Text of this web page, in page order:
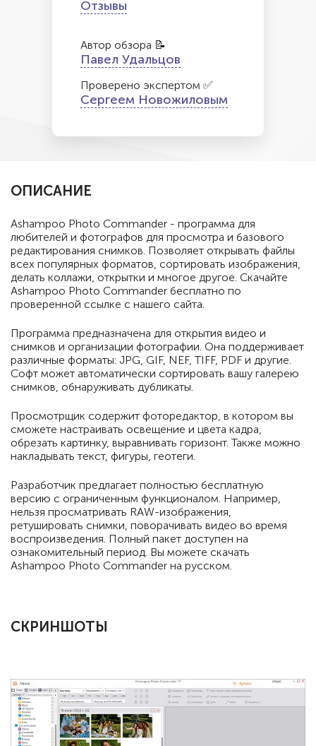
Отзывы
Автор обзора 📝
Павел Удальцов
Проверено экспертом ✅
Сергеем Новожиловым
ОПИСАНИЕ
Ashampoo Photo Commander - программа для
любителей и фотографов для просмотра и базового
редактирования снимков. Позволяет открывать файлы
всех популярных форматов, сортировать изображения,
делать коллажи, открытки и многое другое. Скачайте
Ashampoo Photo Commander бесплатно по
проверенной ссылке с нашего сайта.
Программа предназначена для открытия видео и
снимков и организации фотографии. Она поддерживает
различные форматы: JPG, GIF, NEF, TIFF, PDF и другие.
Софт может автоматически сортировать вашу галерею
снимков, обнаруживать дубликаты.
Просмотрщик содержит фоторедактор, в котором вы
сможете настраивать освещение и цвета кадра,
обрезать картинку, выравнивать горизонт. Также можно
накладывать текст, фигуры, геотеги.
Разработчик предлагает полностью бесплатную
версию с ограниченным функционалом. Например,
нельзя просматривать RAW-изображения,
ретушировать снимки, поворачивать видео во время
воспроизведения. Полный пакет доступен на
ознакомительный период. Вы можете скачать
Ashampoo Photo Commander на русском.
СКРИНШОТЫ